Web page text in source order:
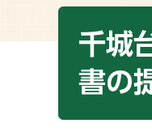
千城
書の